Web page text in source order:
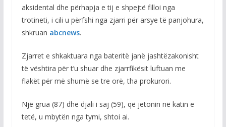
aksidental dhe përhapja e tij e shpejtë filloi nga
trotineti, i cili u përfshi nga zjarri për arsye të panjohura,
shkruan abcnews.
Zjarret e shkaktuara nga bateritë janë jashtëzakonisht
të vështira për t’u shuar dhe zjarrfikësit luftuan me
flakët për më shumë se tre orë, tha prokurori.
Një grua (87) dhe djali i saj (59), që jetonin në katin e
tetë, u mbytën nga tymi, shtoi ai.